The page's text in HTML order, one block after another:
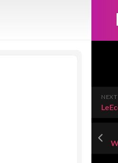
NEXT